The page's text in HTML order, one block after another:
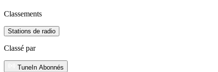
Classements
Stations de radio
Classé par
TuneIn Abonnés